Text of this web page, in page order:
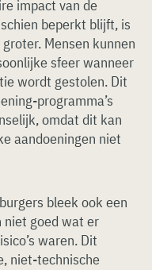
impact van de
beperkt blijft, is
Mensen kunnen
sfeer wanneer
wordt gestolen. Dit
programma’s
omdat dit kan
aandoeningen niet
bleek ook een
niet goed wat er
waren. Dit
niet-technische